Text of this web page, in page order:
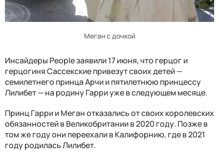
Меган с дочкой
Инсайдеры People заявили 17 июня, что герцог и
герцогиня Сассекские привезут своих детей —
семилетнего принца Арчи и пятилетнюю принцессу
Лилибет — на родину Гарри уже в следующем месяце.
Принц Гарри и Меган отказались от своих королевских
обязанностей в Великобритании в 2020 году. Позже в
том же году они переехали в Калифорнию, где в 2021
году родилась Лилибет.